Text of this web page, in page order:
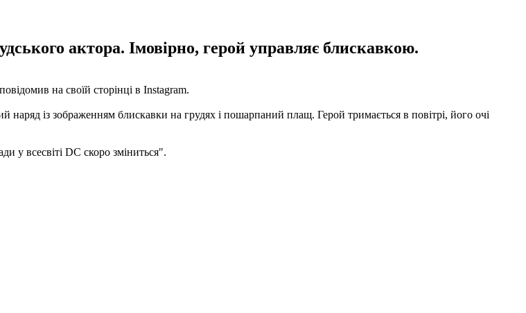
актора. Імовірно, герой управляє блискавкою.
на своїй сторінці в Instagram.
із зображенням блискавки на грудях і пошарпаний плащ. Герой тримається в повітрі, його очі
у всесвіті DC скоро зміниться".